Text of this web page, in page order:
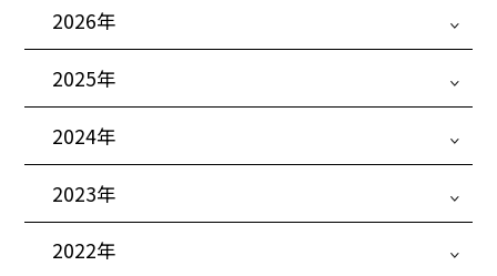
2026年
2025年
2024年
2023年
2022年